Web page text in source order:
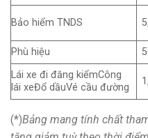
Bảo hiểm TNDS
Phù hiệu
Lái xe đi đăng kiểmCông
lái xeĐổ dầuVé cầu đường
(*)Bảng mang tính chất